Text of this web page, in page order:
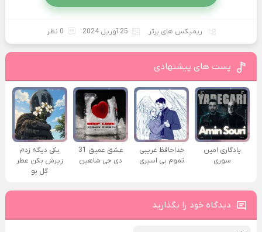
ریمیکس های برتر 25 آوریل 2024 0 نظر
پست های پیشنهادی
یادگاری امین
سوری
خداحافظ غریبی
تموم بی اسیری
عشق عمیق 31
دی جی شاهین
یکی دیگه زدم
زیرش بکن عطر
گل بو
دیدگاه خود را بگذارید